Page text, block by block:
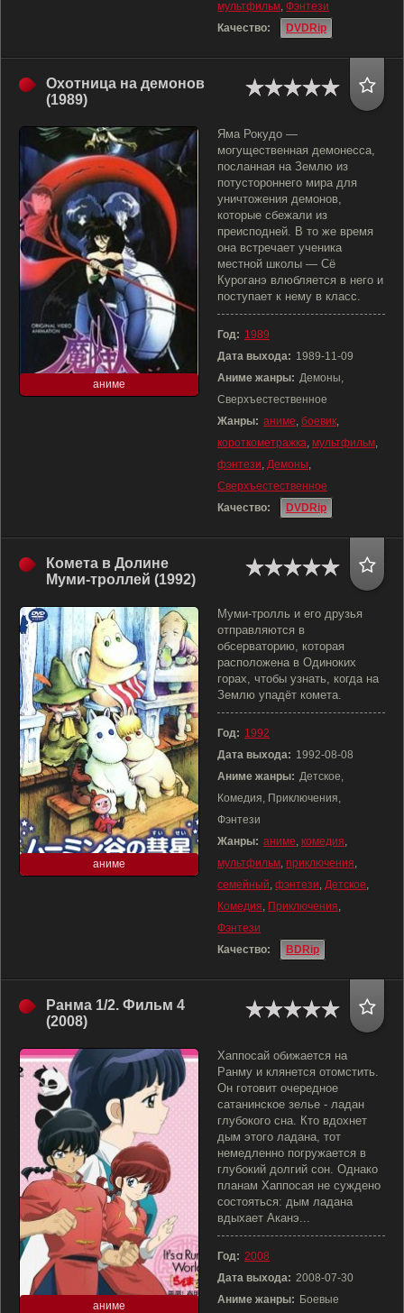
мультфильм, Фэнтези
Качество:
DVDRip
Охотница на демонов
(1989)
аниме
Яма Рокудо —
могущественная демонесса,
посланная на Землю из
потустороннего мира для
уничтожения демонов,
которые сбежали из
преисподней. В то же время
она встречает ученика
местной школы — Сё
Куроганэ влюбляется в него и
поступает к нему в класс.
Год: 1989
Дата выхода: 1989-11-09
Аниме жанры: Демоны,
Сверхъестественное
Жанры: аниме, боевик,
короткометражка, мультфильм,
фэнтези, Демоны,
Сверхъестественное
Качество:
DVDRip
Комета в Долине
Муми-троллей (1992)
аниме
Муми-тролль и его друзья
отправляются в
обсерваторию, которая
расположена в Одиноких
горах, чтобы узнать, когда на
Землю упадёт комета.
Год: 1992
Дата выхода: 1992-08-08
Аниме жанры: Детское,
Комедия, Приключения,
Фэнтези
Жанры: аниме, комедия,
мультфильм, приключения,
семейный, фэнтези, Детское,
Комедия, Приключения,
Фэнтези
Качество:
BDRip
Ранма 1/2. Фильм 4
(2008)
аниме
Хаппосай обижается на
Ранму и клянется отомстить.
Он готовит очередное
сатанинское зелье - ладан
глубокого сна. Кто вдохнет
дым этого ладана, тот
немедленно погружается в
глубокий долгий сон. Однако
планам Хаппосая не суждено
состояться: дым ладана
вдыхает Аканэ...
Год: 2008
Дата выхода: 2008-07-30
Аниме жанры: Боевые